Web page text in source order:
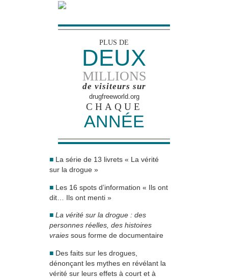
PLUS DE
DEUX
MILLIONS
de visiteurs sur
drugfreeworld.org
CHAQUE
ANNÉE
■ La série de 13 livrets « La vérité
sur la drogue »
■ Les 16 spots d’information « Ils ont
dit… Ils ont menti »
■ La vérité sur la drogue : des
personnes réelles, des histoires
vraies sous forme de documentaire
■ Des faits sur les drogues,
dénonçant les mythes en révélant la
vérité sur leurs effets à court et à